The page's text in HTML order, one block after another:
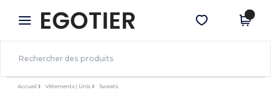
× Appli Egotier
Meilleurs prix sur l’app !
Obtenir l'appli
Accueil Vêtements | Unis Sweats